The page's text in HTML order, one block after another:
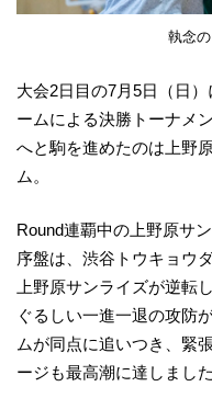
執念
大会2日目の7月5日（日
ームによる決勝トーナメ
へと駒を進めたのは上野
ム。
Round連覇中の上野原サ
序盤は、渋谷トウキョウ
上野原サンライズが逆転
ぐるしい一進一退の攻防
ムが同点に追いつき、緊
ージも最高潮に達しました